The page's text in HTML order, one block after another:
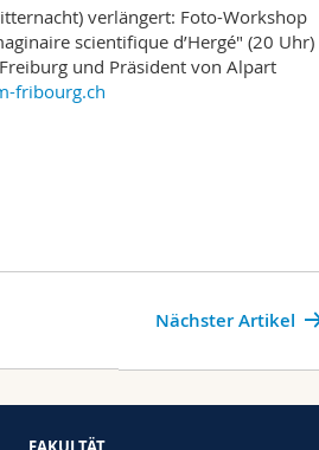
verlängert: Foto-Workshop
scientifique d’Hergé" (20 Uhr)
und Präsident von Alpart
fribourg.ch
Nächster Artikel